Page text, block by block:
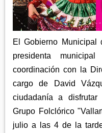
ZITLALTEPEC
TERRENATE
TLAXCO
XALOZTOC
CHIAUTEMPAN
CONTLA
PANOTLA
SAN PABLO DEL MONTE
ZACATELCO
REGIÓN PONIENTE
CALPULALPAN
NANACAMILPA
SANCTÓRUM
El Gobierno Municipal
presidenta
coordinación con la
cargo de David
ciudadanía a
Grupo Folclórico
julio a las 4 de la